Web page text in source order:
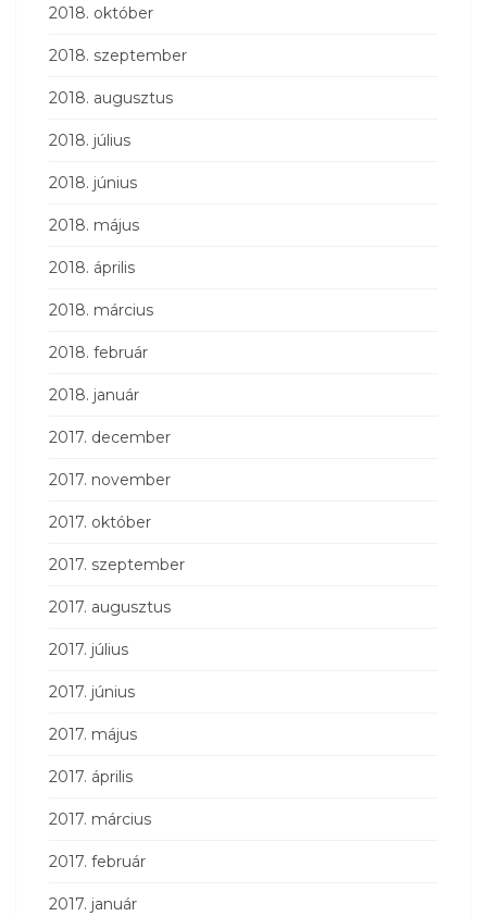
2018. október
2018. szeptember
2018. augusztus
2018. július
2018. június
2018. május
2018. április
2018. március
2018. február
2018. január
2017. december
2017. november
2017. október
2017. szeptember
2017. augusztus
2017. július
2017. június
2017. május
2017. április
2017. március
2017. február
2017. január